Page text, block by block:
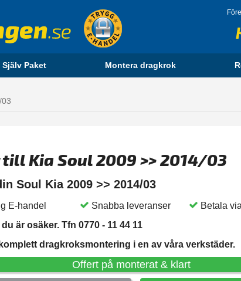
Själv Paket Montera dragkrok
Kia Soul 2009 >> 2014/03
Soul Kia 2009 >> 2014/03
E-handel Snabba leveranser
Betala
är osäker. Tfn 0770 - 11 44 11
dragkroksmontering i en av våra verkstäder.
Offert på monterat & klart